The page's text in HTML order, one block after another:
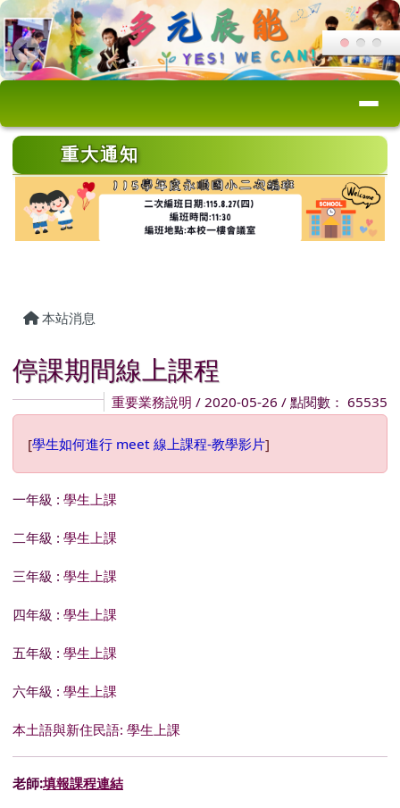
跳至主內容區
桃園市永順國小
導覽列
上中區域內容
重大通知
本站消息
停課期間線上課程
重要業務說明 / 2020-05-26 / 點閱數： 65535
[學生如何進行 meet 線上課程-教學影片]
一年級 : 學生上課
二年級 : 學生上課
三年級 : 學生上課
四年級 : 學生上課
五年級 : 學生上課
六年級 : 學生上課
本土語與新住民語: 學生上課
老師:填報課程連結
頁尾區域